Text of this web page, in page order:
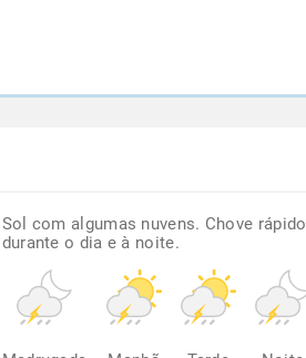
Sol com algumas nuvens. Chove rápido
durante o dia e à noite.